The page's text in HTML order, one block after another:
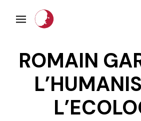
ROMAIN